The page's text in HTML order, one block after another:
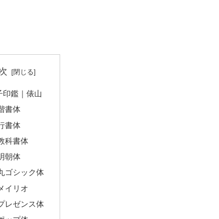
印鑑｜俵山
書体
書体
科書体
朝体
ゴシック体
イリオ
レゼンス体